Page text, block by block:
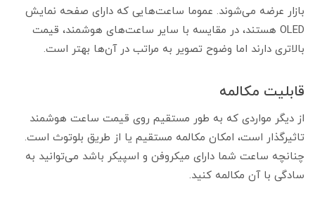
بازار عرضه می‌شوند. عموما ساعت‌هایی که دارای صفحه نمایش
OLED هستند، در مقایسه با سایر ساعت‌های هوشمند، قیمت
بالاتری دارند اما وضوح تصویر به مراتب در آن‌ها بهتر است.
قابلیت مکالمه
از دیگر مواردی که به طور مستقیم روی قیمت ساعت هوشمند
تاثیرگذار است، امکان مکالمه مستقیم یا از طریق بلوتوث است.
چنانچه ساعت شما دارای میکروفن و اسپیکر باشد می‌توانید به
سادگی با آن مکالمه کنید.